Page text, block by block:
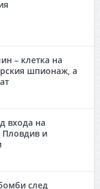
– клетка на
шпионаж, а
входа на
Пловдив и
след